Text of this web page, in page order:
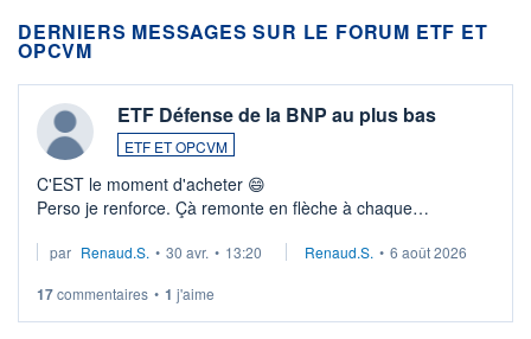
DERNIERS MESSAGES SUR LE FORUM ETF ET
OPCVM
ETF Défense de la BNP au plus bas
ETF ET OPCVM
C'EST le moment d'acheter 😄​
Perso je renforce. Çà remonte en flèche à chaque
Investissement long terme tip top pour sa retraite.
par Renaud.S. • 30 avr. • 13:20 Renaud.S. • 6 août 2026
17commentaires • 1 j'aime